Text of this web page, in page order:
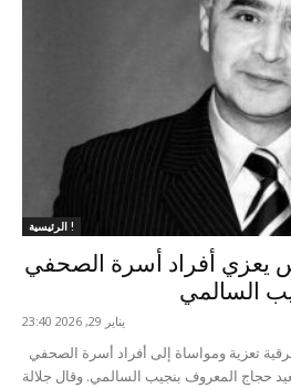
الرئيسية !
يعزي أفراد أسرة الصحفي
السالمي
يناير 29, 2026 23:40
حجاج المعروف بنجيب السالمي. وقال جلالة